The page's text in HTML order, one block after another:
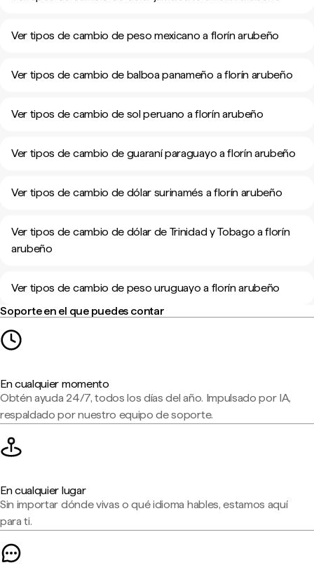
Ver tipos de cambio de peso mexicano a florín arubeño
Ver tipos de cambio de balboa panameño a florín arubeño
Ver tipos de cambio de sol peruano a florín arubeño
Ver tipos de cambio de guaraní paraguayo a florín arubeño
Ver tipos de cambio de dólar surinamés a florín arubeño
Ver tipos de cambio de dólar de Trinidad y Tobago a florín
arubeño
Ver tipos de cambio de peso uruguayo a florín arubeño
Soporte en el que puedes contar
En cualquier momento
Obtén ayuda 24/7, todos los días del año. Impulsado por IA,
respaldado por nuestro equipo de soporte.
En cualquier lugar
Sin importar dónde vivas o qué idioma hables, estamos aquí
para ti.